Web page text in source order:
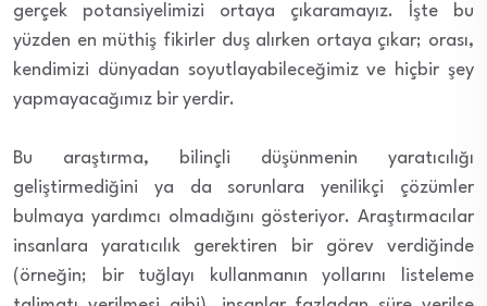
gerçek potansiyelimizi ortaya çıkaramayız. İşte bu
yüzden en müthiş fikirler duş alırken ortaya çıkar; orası,
kendimizi dünyadan soyutlayabileceğimiz ve hiçbir şey
yapmayacağımız bir yerdir.
Bu araştırma, bilinçli düşünmenin yaratıcılığı
geliştirmediğini ya da sorunlara yenilikçi çözümler
bulmaya yardımcı olmadığını gösteriyor. Araştırmacılar
insanlara yaratıcılık gerektiren bir görev verdiğinde
(örneğin; bir tuğlayı kullanmanın yollarını listeleme